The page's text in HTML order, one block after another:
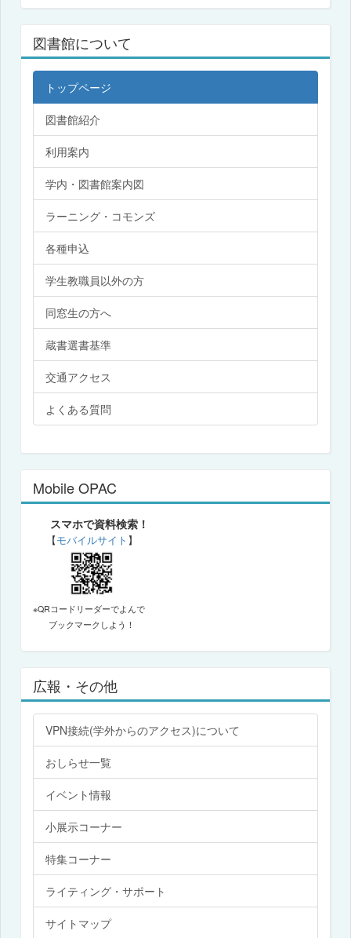
図書館について
トップページ
図書館紹介
利用案内
学内・図書館案内図
ラーニング・コモンズ
各種申込
学生教職員以外の方
同窓生の方へ
蔵書選書基準
交通アクセス
よくある質問
Mobile OPAC
スマホで資料検索！
【モバイルサイト 】
※QRコードリーダーでよんで
ブックマークしよう！
広報・その他
VPN接続(学外からのアクセス)について
おしらせ一覧
イベント情報
小展示コーナー
特集コーナー
ライティング・サポート
サイトマップ